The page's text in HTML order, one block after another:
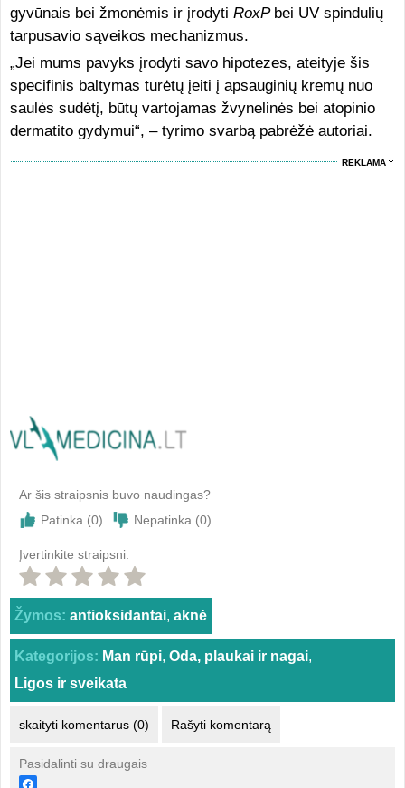
gyvūnais bei žmonėmis ir įrodyti RoxP bei UV spindulių
tarpusavio sąveikos mechanizmus.
„Jei mums pavyks įrodyti savo hipotezes, ateityje šis
specifinis baltymas turėtų įeiti į apsauginių kremų nuo
saulės sudėtį, būtų vartojamas žvynelinės bei atopinio
dermatito gydymui“, – tyrimo svarbą pabrėžė autoriai.
REKLAMA
Ar šis straipsnis buvo naudingas?
Patinka (0) Nepatinka (0)
Įvertinkite straipsni:
Žymos: antioksidantai, aknė
Kategorijos: Man rūpi, Oda, plaukai ir nagai,
Ligos ir sveikata
skaityti komentarus (0) Rašyti komentarą
Pasidalinti su draugais